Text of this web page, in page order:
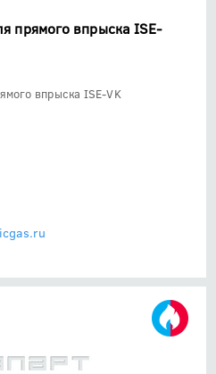
прямого впрыска ISE-
впрыска ISE-VK